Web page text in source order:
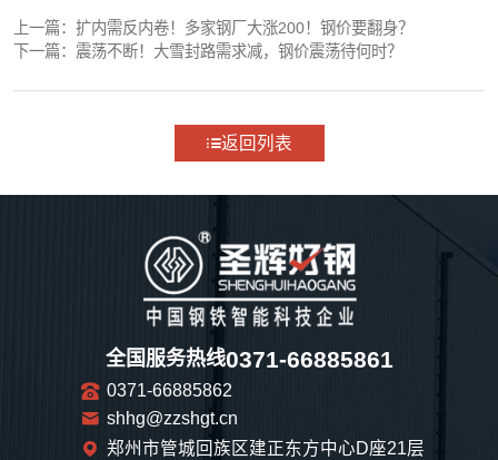
上一篇： 扩内需反内卷！多家钢厂大涨200！钢价要翻身？
下一篇： 震荡不断！大雪封路需求减，钢价震荡待何时？
返回列表
全国服务热线0371-66885861
0371-66885862
shhg@zzshgt.cn
郑州市管城回族区建正东方中心D座21层